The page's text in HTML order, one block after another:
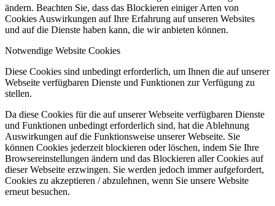
ändern. Beachten Sie, dass das Blockieren einiger Arten von
Cookies Auswirkungen auf Ihre Erfahrung auf unseren Websites
und auf die Dienste haben kann, die wir anbieten können.
Notwendige Website Cookies
Diese Cookies sind unbedingt erforderlich, um Ihnen die auf unserer
Webseite verfügbaren Dienste und Funktionen zur Verfügung zu
stellen.
Da diese Cookies für die auf unserer Webseite verfügbaren Dienste
und Funktionen unbedingt erforderlich sind, hat die Ablehnung
Auswirkungen auf die Funktionsweise unserer Webseite. Sie
können Cookies jederzeit blockieren oder löschen, indem Sie Ihre
Browsereinstellungen ändern und das Blockieren aller Cookies auf
dieser Webseite erzwingen. Sie werden jedoch immer aufgefordert,
Cookies zu akzeptieren / abzulehnen, wenn Sie unsere Website
erneut besuchen.